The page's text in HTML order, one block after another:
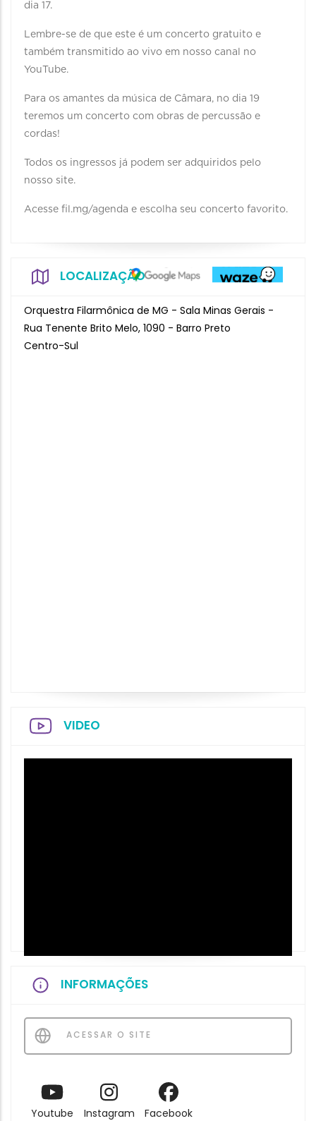
dia 17.
Lembre-se de que este é um concerto gratuito e
também transmitido ao vivo em nosso canal no
YouTube.
Para os amantes da música de Câmara, no dia 19
teremos um concerto com obras de percussão e
cordas!
Todos os ingressos já podem ser adquiridos pelo
nosso site.
Acesse fil.mg/agenda e escolha seu concerto favorito.
LOCALIZAÇÃO
Orquestra Filarmônica de MG - Sala Minas Gerais -
Rua Tenente Brito Melo, 1090 - Barro Preto
Centro-Sul
VIDEO
INFORMAÇÕES
ACESSAR O SITE
Youtube Instagram Facebook